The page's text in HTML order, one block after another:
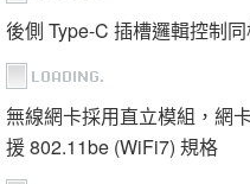
後側 Type-C 插槽邏輯控制
無線網卡採用直立模組，網
援 802.11be (WiFi7) 規格